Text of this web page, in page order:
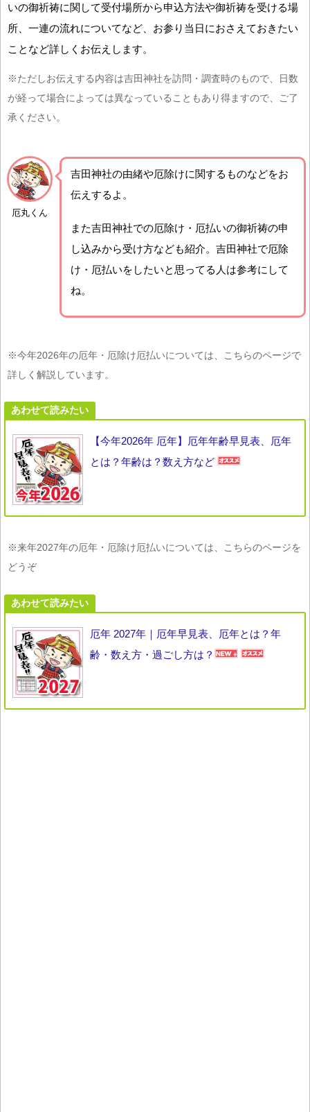
いの御祈祷に関して受付場所から申込方法や御祈祷を受ける場
所、一連の流れについてなど、お参り当日におさえておきたい
ことなど詳しくお伝えします。
※ただしお伝えする内容は吉田神社を訪問・調査時のもので、日数
が経って場合によっては異なっていることもあり得ますので、ご了
承ください。
厄丸くん
吉田神社の由緒や厄除けに関するものなどをお
伝えするよ。
また吉田神社での厄除け・厄払いの御祈祷の申
し込みから受け方なども紹介。吉田神社で厄除
け・厄払いをしたいと思ってる人は参考にして
ね。
※今年2026年の厄年・厄除け厄払いについては、こちらのページで
詳しく解説しています。
あわせて読みたい
【今年2026年 厄年】厄年年齢早見表、厄年
とは？年齢は？数え方など
※来年2027年の厄年・厄除け厄払いについては、こちらのページを
どうぞ
あわせて読みたい
厄年 2027年｜厄年早見表、厄年とは？年
齢・数え方・過ごし方は？